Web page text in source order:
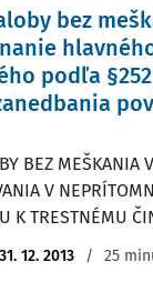
bez
podľa
BEZ MEŠKANIA
V
K TRESTNÉMU
31. 12. 2013 / 25